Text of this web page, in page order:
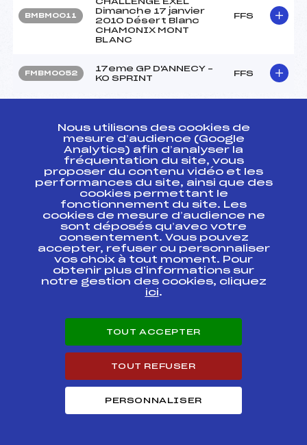
BMBM0011
Dimanche 17 janvier
2010 Désert Blanc
CHAMONIX MONT
BLANC
FFS
FMBM0052
17eme GP D'ANNECY –
KO SPRINT
FFS
Course Cat.
FMBM0231
RONDE ENFANT 4KMS
MINIMES
FFS
GRAND PRIX
D'ARGENTIERE
Dimanche 1er mars
2009 ARGENTIERE
FFS
BMBM0021
GP DE SOMMAND
CHALLENGE EXEL
FFS
EXEL
27è GRAND PRIX DU
PAYS ROCHOIS
GRAND PRIX DE LA
Nous utilisons des cookies de
mesure d’audience (Google
Analytics) afin d’analyser la
fréquentation du site, vous
proposer du contenu vidéo et les
performances du site, ainsi que des
cookies permettant le
fonctionnement du site. Les
cookies de mesure d’audience ne
sont déposés qu’avec votre
consentement. Vous pouvez
accepter, refuser ou personnaliser
vos choix à tout moment. Pour
obtenir plus d'informations sur
notre gestion des cookies, cliquez
ici.
TOUT ACCEPTER
TOUT REFUSER
PERSONNALISER